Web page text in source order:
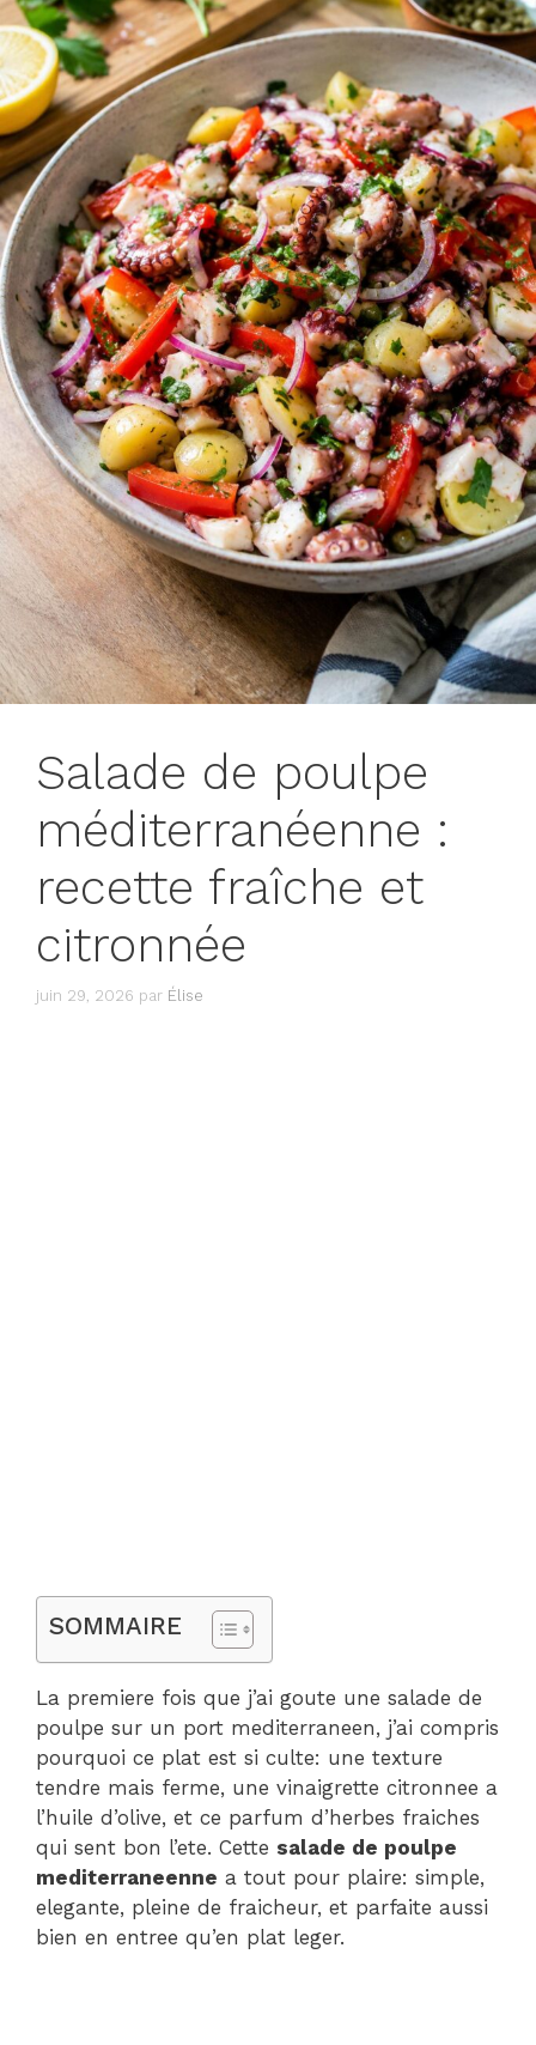
Salade de poulpe
méditerranéenne :
recette fraîche et
citronnée
juin 29, 2026 par Élise
SOMMAIRE
La premiere fois que j’ai goute une salade de
poulpe sur un port mediterraneen, j’ai compris
pourquoi ce plat est si culte: une texture
tendre mais ferme, une vinaigrette citronnee a
l’huile d’olive, et ce parfum d’herbes fraiches
qui sent bon l’ete. Cette salade de poulpe
mediterraneenne a tout pour plaire: simple,
elegante, pleine de fraicheur, et parfaite aussi
bien en entree qu’en plat leger.